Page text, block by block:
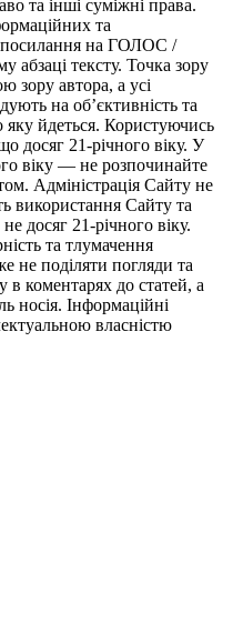
та інші суміжні права.
та
на ГОЛОС /
абзаці тексту. Точка зору
зору автора, а усі
на об’єктивність та
яку йдеться. Користуючись
досяг 21-річного віку. У
віку — не розпочинайте
Адміністрація Сайту не
використання Сайту та
досяг 21-річного віку.
та тлумачення
не поділяти погляди та
в коментарях до статей, а
носія. Інформаційні
власністю